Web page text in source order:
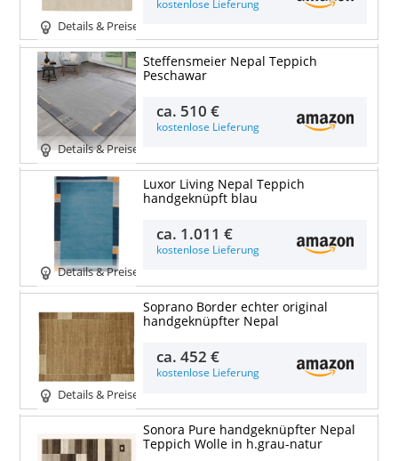
Details & Preise
kostenlose Lieferung
Details & Preise
Steffensmeier Nepal Teppich
Peschawar
ca. 510 €
kostenlose Lieferung
Details & Preise
Luxor Living Nepal Teppich
handgeknüpft blau
ca. 1.011 €
kostenlose Lieferung
Details & Preise
Soprano Border echter original
handgeknüpfter Nepal
ca.452 €
kostenlose Lieferung
Sonora Pure handgeknüpfter Nepal
Teppich Wolle in h.grau-natur